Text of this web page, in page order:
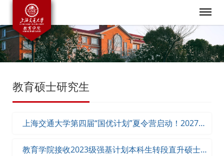
教育硕士研究生
上海交通大学第四届“国优计划”夏令营启动！2027级
教育学院接收2023级强基计划本科生转段直升硕士研